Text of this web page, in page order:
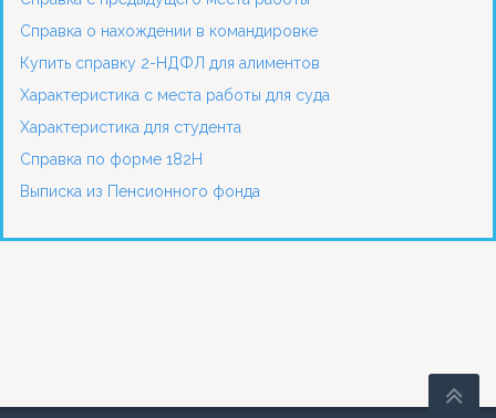
Справка о нахождении в командировке
Купить справку 2-НДФЛ для алиментов
Характеристика с места работы для суда
Характеристика для студента
Справка по форме 182Н
Выписка из Пенсионного фонда